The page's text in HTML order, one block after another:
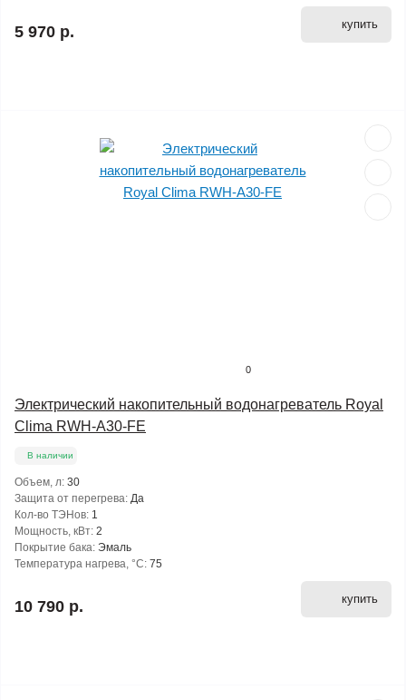
5 970 р. купить
0
Электрический накопительный водонагреватель Royal
Clima RWH-A30-FE
В наличии
Объем, л: 30
Защита от перегрева: Да
Кол-во ТЭНов: 1
Мощность, кВт: 2
Покрытие бака: Эмаль
Температура нагрева, °С: 75
10 790 р. купить